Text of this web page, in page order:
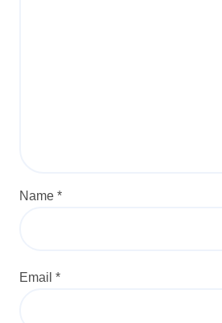
Name *
Email *